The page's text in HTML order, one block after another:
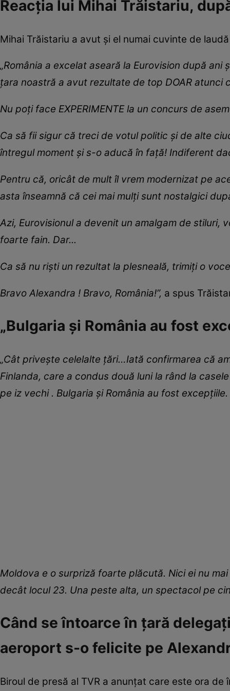
Reacția lui Mihai Trăistariu,
Mihai Trăistariu a avut și el numai cuvinte de
„România a excelat aseară la Eurovision după
țara noastră a avut rezultate de top DOAR atunci
Nu poți face EXPERIMENTE la un concurs de
Ca să fii sigur că treci de votul politic și de alte
întregul moment și s-o aducă în față! Indiferent
Pentru că, oricât de mult îl vrem modernizat pe
asta înseamnă că cei mai mulți sunt nostalgici
Azi, Eurovisionul a devenit un amalgam de stiluri,
foarte fain. Dar...
Ca să nu riști un rezultat la plesneală, trimiți o
Bravo Alexandra ! Bravo, România!”, a spus
„Bulgaria și România au fost
„Cât privește celelalte țări…Iată confirmarea că
Finlanda, care a condus două luni la rând la
pe iz vechi . Bulgaria și România au fost excepțiile.
Moldova e o surpriză foarte plăcută. Nici ei nu
decât locul 23. Una peste alta, un spectacol pe
Când se întoarce în țară
aeroport s-o felicite pe
Biroul de presă al TVR a anunțat care este ora